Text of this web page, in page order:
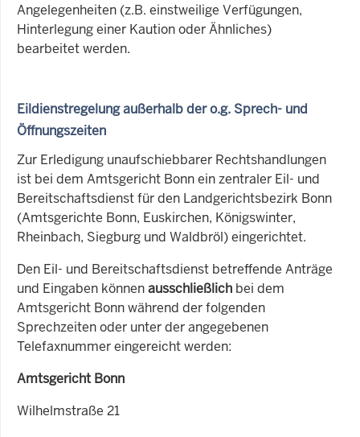
Angelegenheiten (z.B. einstweilige Verfügungen,
Hinterlegung einer Kaution oder Ähnliches)
bearbeitet werden.
Eildienstregelung außerhalb der o.g. Sprech- und
Öffnungszeiten
Zur Erledigung unaufschiebbarer Rechtshandlungen
ist bei dem Amtsgericht Bonn ein zentraler Eil- und
Bereitschaftsdienst für den Landgerichtsbezirk Bonn
(Amtsgerichte Bonn, Euskirchen, Königswinter,
Rheinbach, Siegburg und Waldbröl) eingerichtet.
Den Eil- und Bereitschaftsdienst betreffende Anträge
und Eingaben könnenausschließlich bei dem
Amtsgericht Bonn während der folgenden
Sprechzeiten oder unter der angegebenen
Telefaxnummer eingereicht werden:
Amtsgericht Bonn
Wilhelmstraße 21